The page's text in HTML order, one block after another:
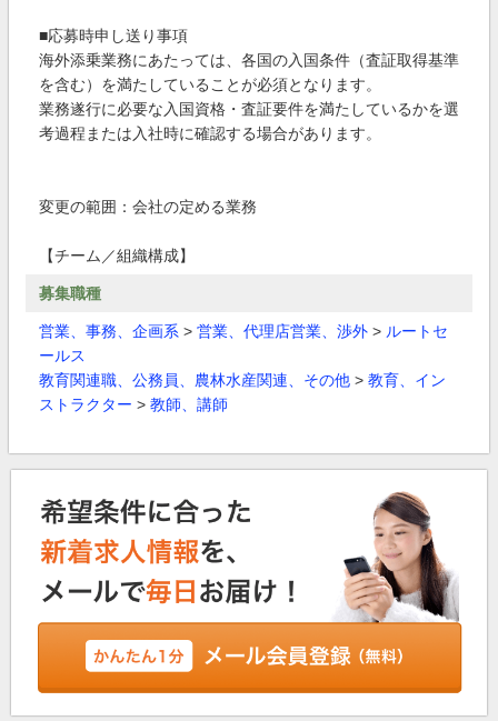
■応募時申し送り事項
海外添乗業務にあたっては、各国の入国条件（査証取得基準
を含む）を満たしていることが必須となります。
業務遂行に必要な入国資格・査証要件を満たしているかを選
考過程または入社時に確認する場合があります。
変更の範囲：会社の定める業務
【チーム／組織構成】
募集職種
営業、事務、企画系 > 営業、代理店営業、渉外 > ルートセ
ールス
教育関連職、公務員、農林水産関連、その他 > 教育、イン
ストラクター > 教師、講師